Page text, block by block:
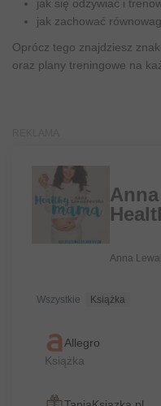
jak się odżywiać i
jak zachować
Oprócz tego znajdziesz
oraz plany treningowe na